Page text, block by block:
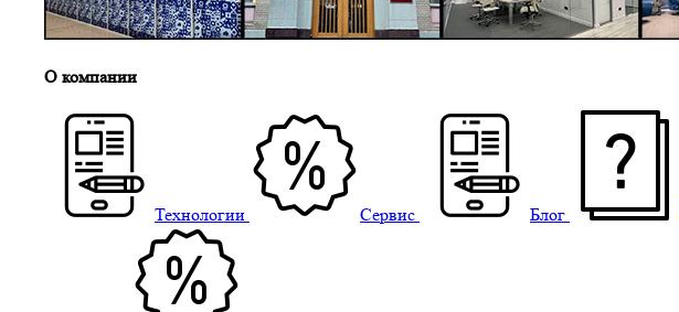
О компании
Технологии Сервис Блог